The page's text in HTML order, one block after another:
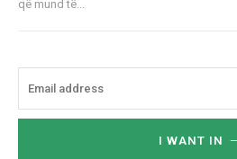
që mund të...
I WANT IN